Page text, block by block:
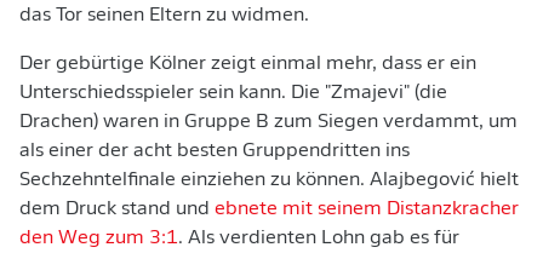
das Tor seinen Eltern zu widmen.
Der gebürtige Kölner zeigt einmal mehr, dass er ein
Unterschiedsspieler sein kann. Die "Zmajevi" (die
Drachen) waren in Gruppe B zum Siegen verdammt, um
als einer der acht besten Gruppendritten ins
Sechzehntelfinale einziehen zu können. Alajbegović hielt
dem Druck stand und ebnete mit seinem Distanzkracher
den Weg zum 3:1. Als verdienten Lohn gab es für